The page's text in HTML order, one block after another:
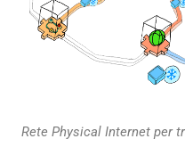
Rete Physical Internet per